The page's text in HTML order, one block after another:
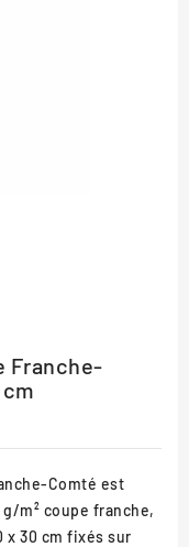
Franche-
Comté est
m² coupe franche,
x 30 cm fixés sur